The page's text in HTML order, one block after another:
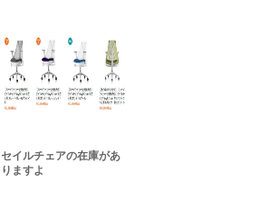
セイルチェアの在庫があ
りますよ